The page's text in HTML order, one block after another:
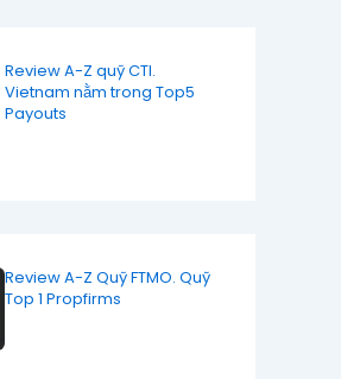
Review A-Z quỹ CTI.
Vietnam nằm trong Top5
Payouts
Review A-Z Quỹ FTMO. Quỹ
Top 1 Propfirms